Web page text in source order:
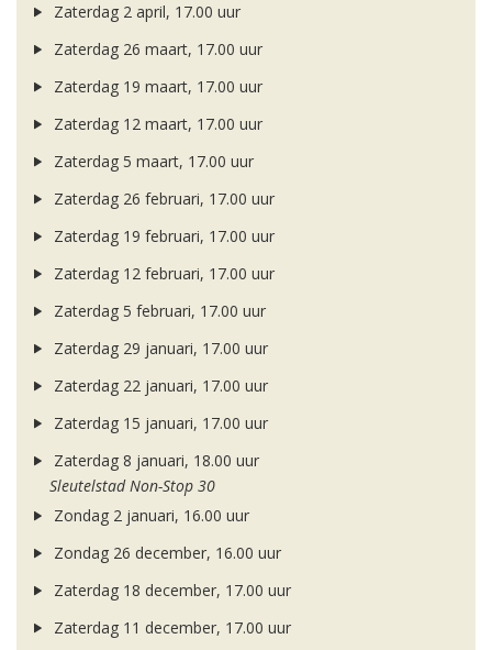
Zaterdag 2 april, 17.00 uur
Zaterdag 26 maart, 17.00 uur
Zaterdag 19 maart, 17.00 uur
Zaterdag 12 maart, 17.00 uur
Zaterdag 5 maart, 17.00 uur
Zaterdag 26 februari, 17.00 uur
Zaterdag 19 februari, 17.00 uur
Zaterdag 12 februari, 17.00 uur
Zaterdag 5 februari, 17.00 uur
Zaterdag 29 januari, 17.00 uur
Zaterdag 22 januari, 17.00 uur
Zaterdag 15 januari, 17.00 uur
Zaterdag 8 januari, 18.00 uur
Sleutelstad Non-Stop 30
Zondag 2 januari, 16.00 uur
Zondag 26 december, 16.00 uur
Zaterdag 18 december, 17.00 uur
Zaterdag 11 december, 17.00 uur